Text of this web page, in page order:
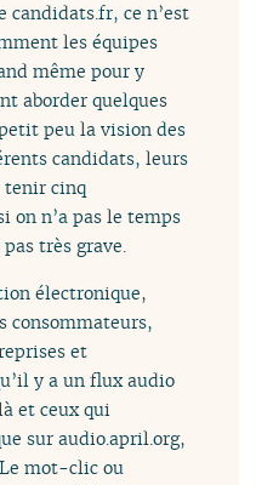
candidats.fr, ce n’est
les équipes
même pour y
aborder quelques
peu la vision des
candidats, leurs
tenir cinq
on n’a pas le temps
très grave.
électronique,
consommateurs,
et
y a un flux audio
et ceux qui
sur audio.april.org,
mot-clic ou